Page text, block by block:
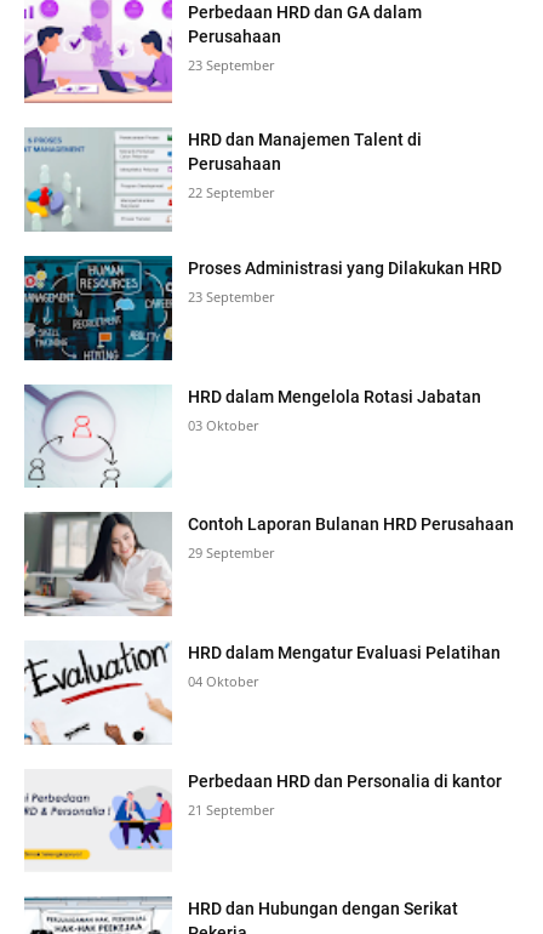
Perbedaan HRD dan GA dalam
Perusahaan
23 September
HRD dan Manajemen Talent di
Perusahaan
22 September
Proses Administrasi yang Dilakukan HRD
23 September
HRD dalam Mengelola Rotasi Jabatan
03 Oktober
Contoh Laporan Bulanan HRD Perusahaan
29 September
HRD dalam Mengatur Evaluasi Pelatihan
04 Oktober
Perbedaan HRD dan Personalia di kantor
21 September
HRD dan Hubungan dengan Serikat